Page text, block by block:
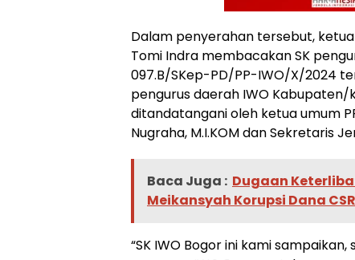
Dalam penyerahan tersebut, ketua
Tomi Indra membacakan SK
097.B/SKep-PD/PP-IWO/X/2024
pengurus daerah IWO Kabupaten/
ditandatangani oleh ketua umum
Nugraha, M.I.KOM dan Sekretaris
Baca Juga : Dugaan
Meikansyah Korupsi Dana
“SK IWO Bogor ini kami